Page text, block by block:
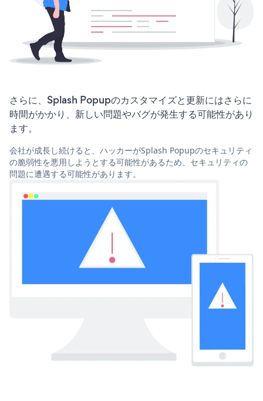
さらに、Splash Popupのカスタマイズと更新にはさらに
時間がかかり、新しい問題やバグが発生する可能性があり
ます。
会社が成長し続けると、ハッカーがSplash Popupのセキュリティ
の脆弱性を悪用しようとする可能性があるため、セキュリティの
問題に遭遇する可能性があります。